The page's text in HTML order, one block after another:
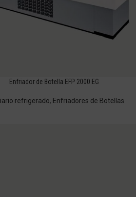
Enfriador de Botella EFP 2000 EG
refrigerado, Enfriadores de Botellas